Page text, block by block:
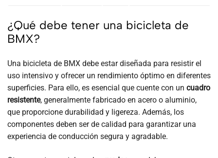
¿Qué debe tener una bicicleta de
BMX?
Una bicicleta de BMX debe estar diseñada para resistir el
uso intensivo y ofrecer un rendimiento óptimo en diferentes
superficies. Para ello, es esencial que cuente con un cuadro
resistente, generalmente fabricado en acero o aluminio,
que proporcione durabilidad y ligereza. Además, los
componentes deben ser de calidad para garantizar una
experiencia de conducción segura y agradable.